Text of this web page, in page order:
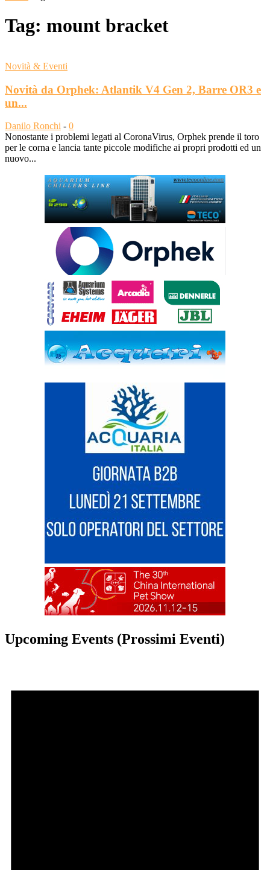
Tag: mount bracket
Novità & Eventi
Novità da Orphek: Atlantik V4 Gen 2, Barre OR3 e
un...
Danilo Ronchi - 0
Nonostante i problemi legati al CoronaVirus, Orphek prende il toro
per le corna e lancia tante piccole modifiche ai propri prodotti ed un
nuovo...
Upcoming Events (Prossimi Eventi)